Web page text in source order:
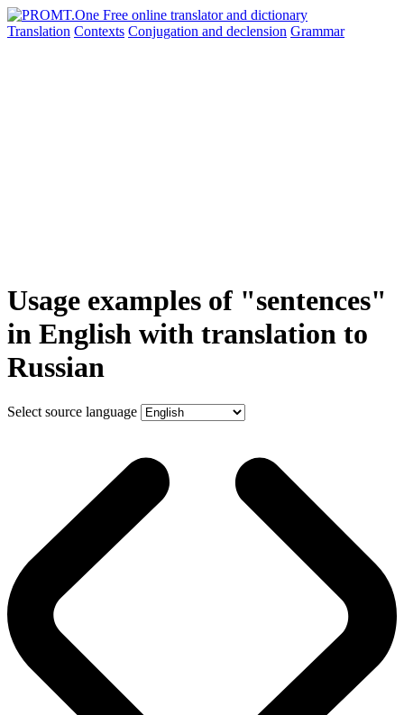
Translation Contexts Conjugation and declension Grammar
Usage examples of "sentences"
in English with translation to
Russian
Select source language